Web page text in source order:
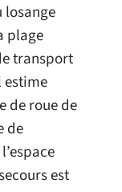
losange
plage
transport
estime
de roue de
de
est